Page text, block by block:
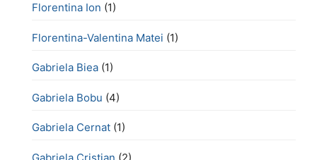
Florentina Ion (1)
Florentina-Valentina Matei (1)
Gabriela Biea (1)
Gabriela Bobu (4)
Gabriela Cernat (1)
Gabriela Cristian (2)